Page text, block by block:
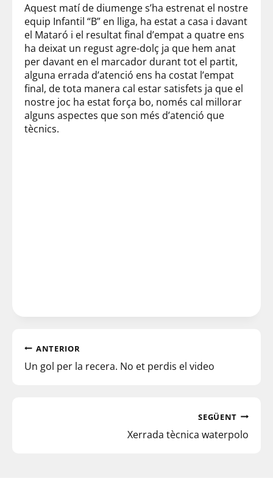
Aquest matí de diumenge s’ha estrenat el nostre
equip Infantil “B” en lliga, ha estat a casa i davant
el Mataró i el resultat final d’empat a quatre ens
ha deixat un regust agre-dolç ja que hem anat
per davant en el marcador durant tot el partit,
alguna errada d’atenció ens ha costat l’empat
final, de tota manera cal estar satisfets ja que el
nostre joc ha estat força bo, només cal millorar
alguns aspectes que son més d’atenció que
tècnics.
ANTERIOR
Un gol per la recera. No et perdis el video
SEGÜENT
Xerrada tècnica waterpolo